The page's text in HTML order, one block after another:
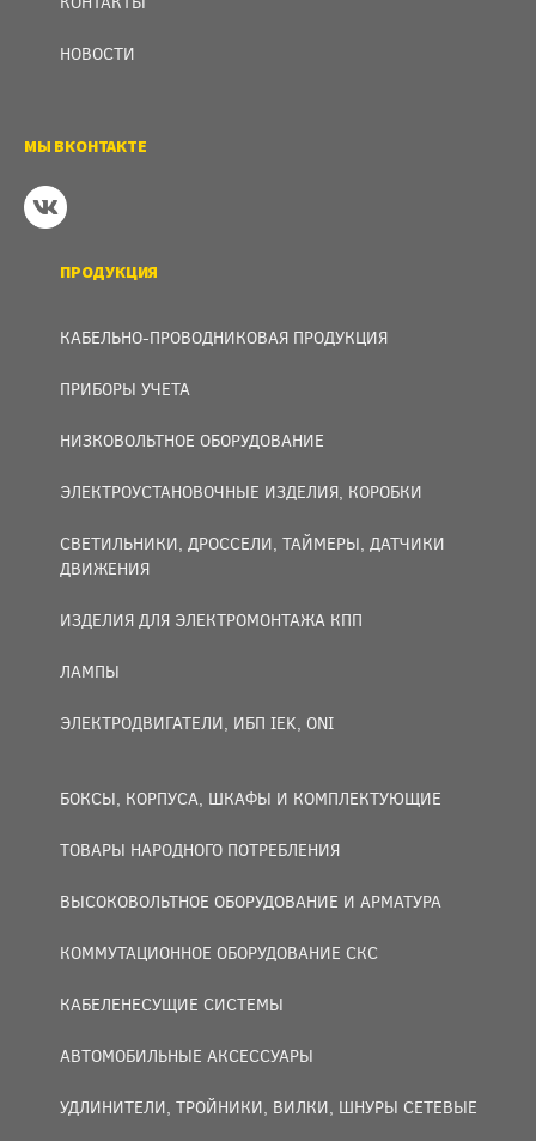
НОВОСТИ
МЫ ВКОНТАКТЕ
ПРОДУКЦИЯ
КАБЕЛЬНО-ПРОВОДНИКОВАЯ ПРОДУКЦИЯ
ПРИБОРЫ УЧЕТА
НИЗКОВОЛЬТНОЕ ОБОРУДОВАНИЕ
ЭЛЕКТРОУСТАНОВОЧНЫЕ ИЗДЕЛИЯ, КОРОБКИ
СВЕТИЛЬНИКИ, ДРОССЕЛИ, ТАЙМЕРЫ, ДАТЧИКИ
ДВИЖЕНИЯ
ИЗДЕЛИЯ ДЛЯ ЭЛЕКТРОМОНТАЖА КПП
ЛАМПЫ
ЭЛЕКТРОДВИГАТЕЛИ, ИБП IEK, ONI
БОКСЫ, КОРПУСА, ШКАФЫ И КОМПЛЕКТУЮЩИЕ
ТОВАРЫ НАРОДНОГО ПОТРЕБЛЕНИЯ
ВЫСОКОВОЛЬТНОЕ ОБОРУДОВАНИЕ И АРМАТУРА
КОММУТАЦИОННОЕ ОБОРУДОВАНИЕ СКС
КАБЕЛЕНЕСУЩИЕ СИСТЕМЫ
АВТОМОБИЛЬНЫЕ АКСЕССУАРЫ
УДЛИНИТЕЛИ, ТРОЙНИКИ, ВИЛКИ, ШНУРЫ СЕТЕВЫЕ